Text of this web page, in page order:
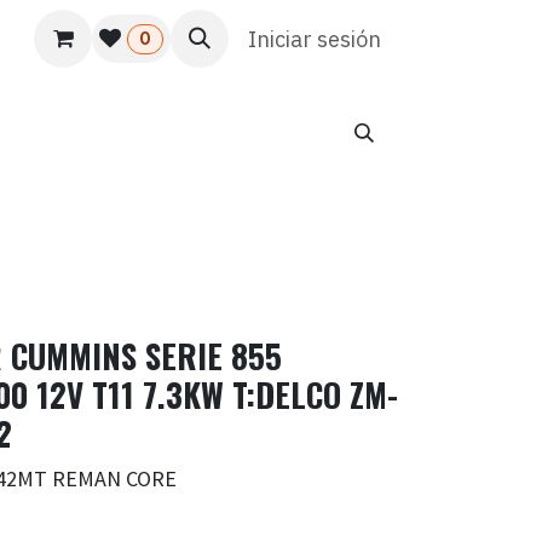
Usuario Atención al cliente HR
0 Iniciar sesión
SERIE 855
12V T11 7.3KW T:DELCO ZM-
REMAN CORE